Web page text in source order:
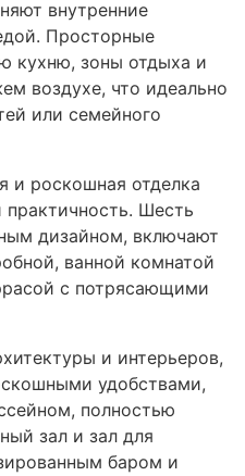
внутренние
Просторные
кухню, зоны отдыха и
воздухе, что идеально
или семейного
и роскошная отделка
Шесть
дизайном, включают
ванной комнатой
с потрясающими
и интерьеров,
удобствами,
полностью
зал и зал для
баром и